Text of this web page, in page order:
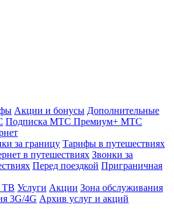
Акции и бонусы Дополнительные
Подписка МТС Премиум+ МТС
за границу Тарифы в путешествиях
в путешествиях Звонки за
Перед поездкой Приграничная
ТВ Услуги Акции Зона обслуживания
3G/4G Архив услуг и акций